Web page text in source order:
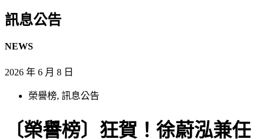
訊息公告​
NEWS
2026 年 6 月 8 日
榮譽榜, 訊息公告
〔榮譽榜〕狂賀！徐蔚泓兼任